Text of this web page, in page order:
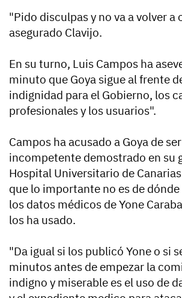
"Pido disculpas y no va a volver a
asegurado Clavijo.
En su turno, Luis Campos ha
minuto que Goya sigue al frente
indignidad para el Gobierno, los
profesionales y los usuarios".
Campos ha acusado a Goya de
incompetente demostrado en su
Hospital Universitario de
que lo importante no es de
los datos médicos de Yone
los ha usado.
"Da igual si los publicó Yone o si
minutos antes de empezar la
indigno y miserable es el uso de